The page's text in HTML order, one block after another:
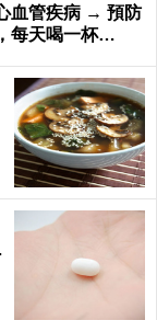
血管疾病 → 預防
每天喝一杯